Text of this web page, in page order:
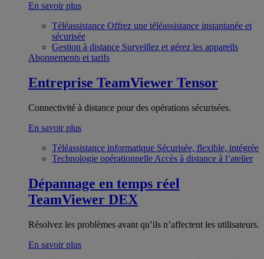
En savoir plus
Téléassistance Offrez une téléassistance instantanée et
sécurisée
Gestion à distance Surveillez et gérez les appareils
Abonnements et tarifs
Entreprise TeamViewer Tensor
Connectivité à distance pour des opérations sécurisées.
En savoir plus
Téléassistance informatique Sécurisée, flexible, intégrée
Technologie opérationnelle Accès à distance à l’atelier
Dépannage en temps réel
TeamViewer DEX
Résolvez les problèmes avant qu’ils n’affectent les utilisateurs.
En savoir plus